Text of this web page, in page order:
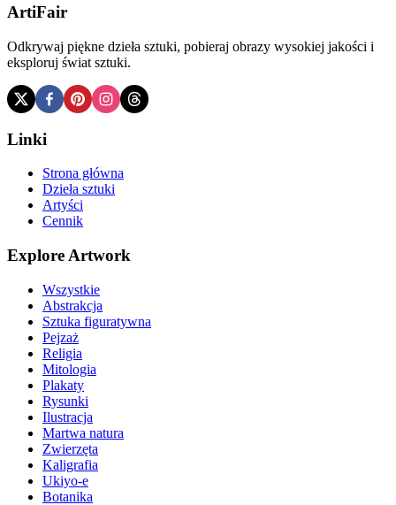
ArtiFair
Odkrywaj piękne dzieła sztuki, pobieraj obrazy wysokiej jakości i
eksploruj świat sztuki.
Linki
Strona główna
Dzieła sztuki
Artyści
Cennik
Explore Artwork
Wszystkie
Abstrakcja
Sztuka figuratywna
Pejzaż
Religia
Mitologia
Plakaty
Rysunki
Ilustracja
Martwa natura
Zwierzęta
Kaligrafia
Ukiyo-e
Botanika